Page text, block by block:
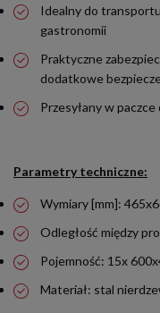
Idealny do
gastronomii
Praktyczne
dodatkowe
Przesyłany w paczce
Parametry techniczne:
Wymiary [mm]:
Odległość między
Pojemność: 15x
Materiał: stal